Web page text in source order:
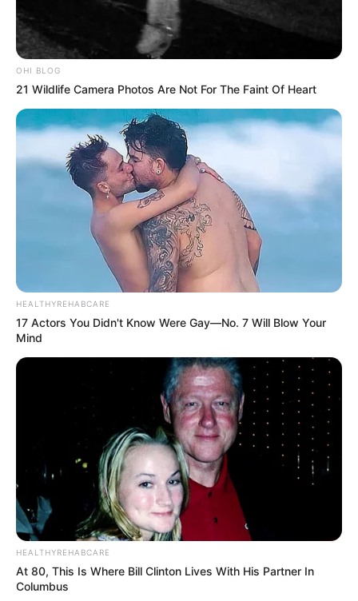
OHI BLOG
21 Wildlife Camera Photos Are Not For The Faint Of Heart
HEALTHYREHABCARE
17 Actors You Didn't Know Were Gay—No. 7 Will Blow Your
Mind
HEALTHYREHABCARE
At 80, This Is Where Bill Clinton Lives With His Partner In
Columbus